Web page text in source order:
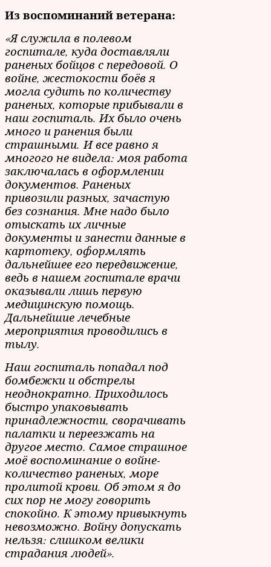
Из воспоминаний ветерана:
«Я служила в полевом
госпитале, куда доставляли
раненых бойцов с передовой. О
войне, жестокости боёв я
могла судить по количеству
раненых, которые прибывали в
наш госпиталь. Их было очень
много и ранения были
страшными. И все равно я
многого не видела: моя работа
заключалась в оформлении
документов. Раненых
привозили разных, зачастую
без сознания. Мне надо было
отыскать их личные
документы и занести данные в
картотеку, оформлять
дальнейшее его передвижение,
ведь в нашем госпитале врачи
оказывали лишь первую
медицинскую помощь.
Дальнейшие лечебные
мероприятия проводились в
тылу.
Наш госпиталь попадал под
бомбежки и обстрелы
неоднократно. Приходилось
быстро упаковывать
принадлежности, сворачивать
палатки и переезжать на
другое место. Самое страшное
моё воспоминание о войне-
количество раненых, море
пролитой крови. Об этом я до
сих пор не могу говорить
спокойно. К этому привыкнуть
невозможно. Войну допускать
нельзя: слишком велики
страдания людей».